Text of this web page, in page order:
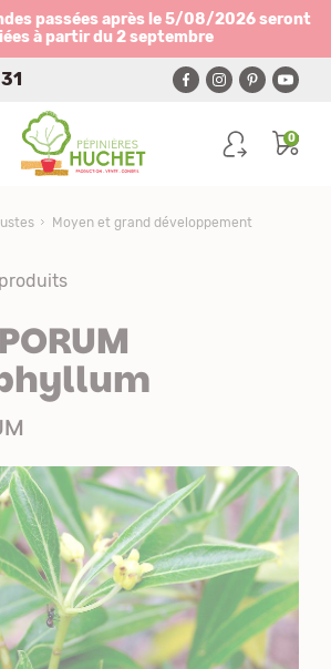
passées après le 5/08/2026 seront
à partir du 2 septembre
0
Moyen et grand développement
cookies